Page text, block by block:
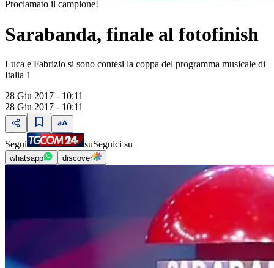
Proclamato il campione!
Sarabanda, finale al fotofinish
Luca e Fabrizio si sono contesi la coppa del programma musicale di
Italia 1
28 Giu 2017 - 10:11
28 Giu 2017 - 10:11
Segui suSeguici su
whatsapp discover